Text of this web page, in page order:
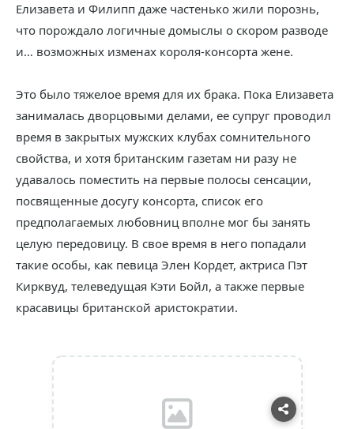
Елизавета и Филипп даже частенько жили порознь,
что порождало логичные домыслы о скором разводе
и… возможных изменах короля-консорта жене.
Это было тяжелое время для их брака. Пока Елизавета
занималась дворцовыми делами, ее супруг проводил
время в закрытых мужских клубах сомнительного
свойства, и хотя британским газетам ни разу не
удавалось поместить на первые полосы сенсации,
посвященные досугу консорта, список его
предполагаемых любовниц вполне мог бы занять
целую передовицу. В свое время в него попадали
такие особы, как певица Элен Кордет, актриса Пэт
Кирквуд, телеведущая Кэти Бойл, а также первые
красавицы британской аристократии.